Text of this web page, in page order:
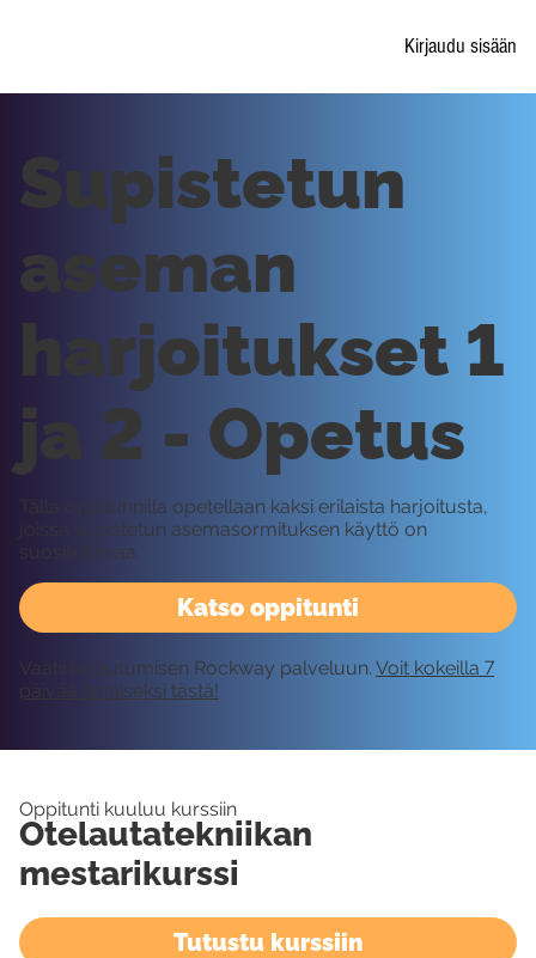
Kirjaudu sisään
Katso oppitunti
Supistetun
aseman
harjoitukset 1
ja 2 - Opetus
Tällä oppitunnilla opetellaan kaksi erilaista harjoitusta,
joissa supistetun asemasormituksen käyttö on
suositeltavaa.
Vaatii kirjautumisen Rockway palveluun. Voit kokeilla 7
päivää ilmaiseksi tästä!
Oppitunti kuuluu kurssiin
Otelautatekniikan
mestarikurssi
Tutustu kurssiin